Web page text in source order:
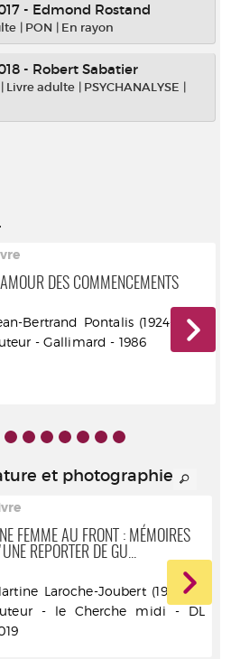
- Edmond Rostand
| PON | En rayon
- Robert Sabatier
| Livre adulte | PSYCHANALYSE |
DES COMMENCEMENTS
Bertrand Pontalis (1924-2013).
- Gallimard - 1986
et photographie
FEMME AU FRONT : MÉMOIRES
REPORTER DE GU...
Laroche-Joubert (1947-....).
- le Cherche midi - DL